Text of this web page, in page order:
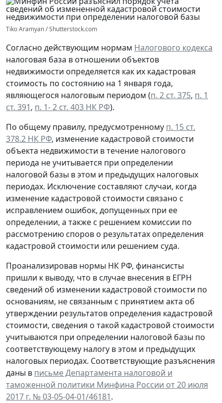
Tiko Aramyan / Shutterstock.com
Согласно действующим нормам Налогового кодекса
налоговая база в отношении объектов
недвижимости определяется как их кадастровая
стоимость по состоянию на 1 января года,
являющегося налоговым периодом (п. 2 ст. 375, п. 1
ст. 391, п. 1- 2 ст. 403 НК РФ).
По общему правилу, предусмотренному п. 15 ст.
378.2 НК РФ, изменение кадастровой стоимости
объекта недвижимости в течение налогового
периода не учитывается при определении
налоговой базы в этом и предыдущих налоговых
периодах. Исключение составляют случаи, когда
изменение кадастровой стоимости связано с
исправлением ошибок, допущенных при ее
определении, а также с решением комиссии по
рассмотрению споров о результатах определения
кадастровой стоимости или решением суда.
Проанализировав нормы НК РФ, финансисты
пришли к выводу, что в случае внесения в ЕГРН
сведений об изменении кадастровой стоимости по
основаниям, не связанным с принятием акта об
утверждении результатов определения кадастровой
стоимости, сведения о такой кадастровой стоимости
учитываются при определении налоговой базы по
соответствующему налогу в этом и предыдущих
налоговых периодах. Соответствующие разъяснения
даны в письме Департамента налоговой и
таможенной политики Минфина России от 20 июля
2017 г. № 03-05-04-01/46181.